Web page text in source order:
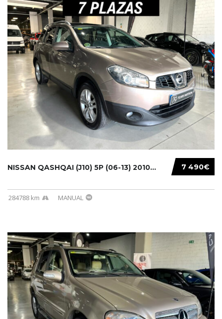
7 490€
NISSAN QASHQAI (J10) 5P (06-13) 2010...
284788 km MANUAL